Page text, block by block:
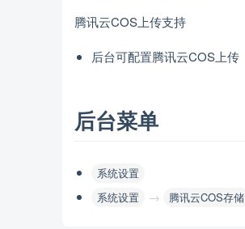
腾讯云COS上传支持
后台可配置腾讯云COS上传
后台菜单
系统设置
系统设置
→ 腾讯云COS存储